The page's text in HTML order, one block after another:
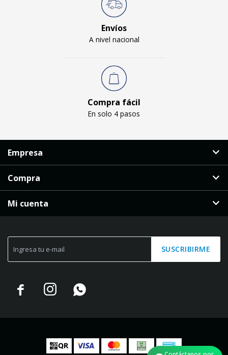
Envíos
A nivel nacional
Compra fácil
En solo 4 pasos
SUSCRIBIRME
  
Empresa
Compra
Mi cuenta